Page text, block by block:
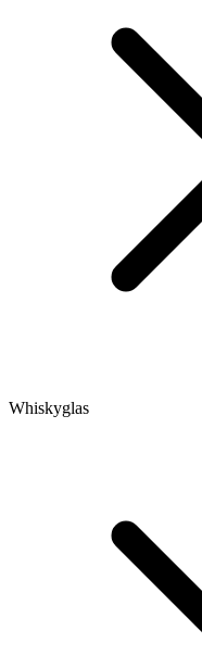
Whiskyglas